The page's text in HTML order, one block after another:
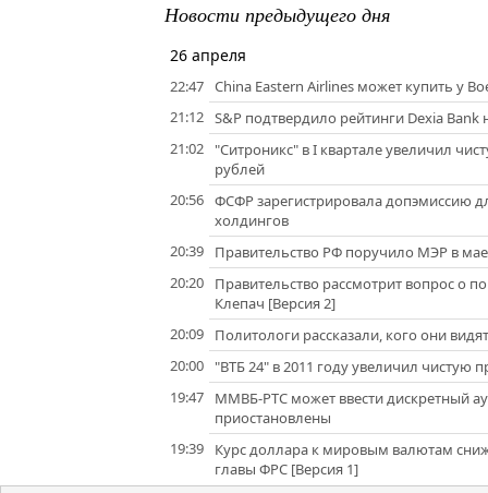
Новости предыдущего дня
26 апреля
22:47 China Eastern Airlines может купить у
21:12 S&P подтвердило рейтинги Dexia Bank
21:02
"Ситроникс" в I квартале увеличил
рублей
20:56 ФСФР зарегистрировала допэмиссию
холдингов
20:39
Правительство РФ поручило МЭР в
20:20
Правительство рассмотрит вопрос о
Клепач [Версия 2]
20:09
Политологи рассказали, кого они
20:00
"ВТБ 24" в 2011 году увеличил
19:47
ММВБ-РТС может ввести дискретный
приостановлены
19:39
Курс доллара к мировым валютам
главы ФРС [Версия 1]